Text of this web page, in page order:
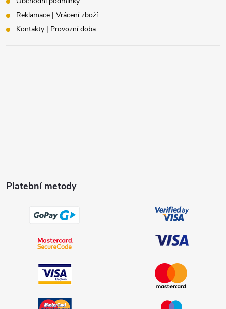
Reklamace | Vrácení zboží
Kontakty | Provozní doba
Platební metody